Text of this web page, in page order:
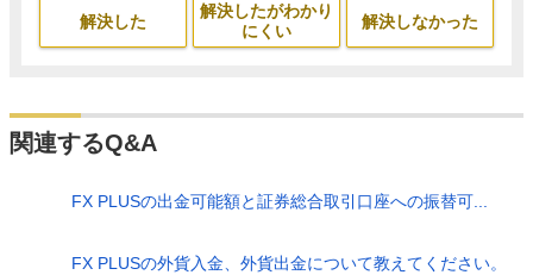
解決した
解決したがわかり
にくい
解決しなかった
関連するQ&A
FX PLUSの出金可能額と証券総合取引口座への振替可...
FX PLUSの外貨入金、外貨出金について教えてください。